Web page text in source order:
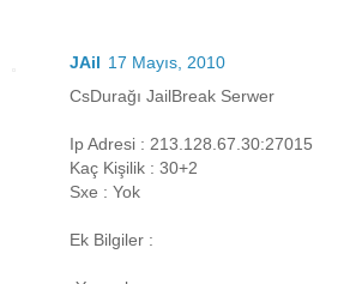
JAil 17 Mayıs, 2010
CsDurağı JailBreak Serwer
Ip Adresi : 213.128.67.30:27015
Kaç Kişilik : 30+2
Sxe : Yok
Ek Bilgiler :